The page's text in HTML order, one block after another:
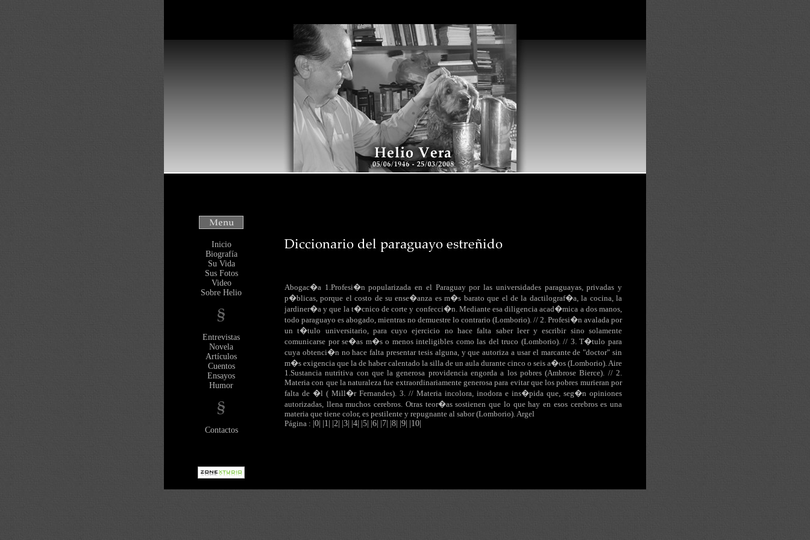
Inicio
Biografía
Su Vida
Sus Fotos
Video
Sobre Helio
Entrevistas
Novela
Artículos
Cuentos
Ensayos
Humor
Contactos
Abogac�a 1.Profesi�n popularizada en el Paraguay por las universidades paraguayas, privadas y
p�blicas, porque el costo de su ense�anza es m�s barato que el de la dactilograf�a, la cocina, la
jardiner�a y que la t�cnico de corte y confecci�n. Mediante esa diligencia acad�mica a dos manos,
todo paraguayo es abogado, mientras no demuestre lo contrario (Lomborio). // 2. Profesi�n avalada por
un t�tulo universitario, para cuyo ejercicio no hace falta saber leer y escribir sino solamente
comunicarse por se�as m�s o menos inteligibles como las del truco (Lomborio). // 3. T�tulo para
cuya obtenci�n no hace falta presentar tesis alguna, y que autoriza a usar el marcante de "doctor" sin
m�s exigencia que la de haber calentado la silla de un aula durante cinco o seis a�os (Lomborio). Aire
1.Sustancia nutritiva con que la generosa providencia engorda a los pobres (Ambrose Bierce). // 2.
Materia con que la naturaleza fue extraordinariamente generosa para evitar que los pobres murieran por
falta de �l ( Mill�r Fernandes). 3. // Materia incolora, inodora e ins�pida que, seg�n opiniones
autorizadas, llena muchos cerebros. Otras teor�as sostienen que lo que hay en esos cerebros es una
materia que tiene color, es pestilente y repugnante al sabor (Lomborio). Argel
Página : |0| |1| |2| |3| |4| |5| |6| |7| |8| |9| |10|